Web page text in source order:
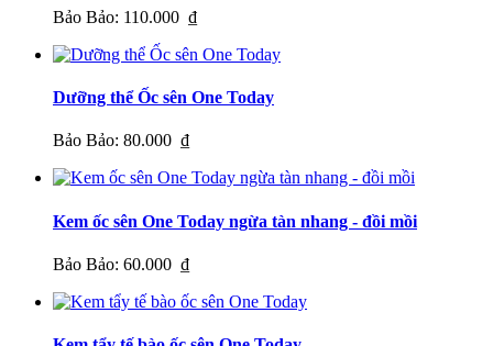
Bảo Bảo: 110.000 ₫
Dưỡng thể Ốc sên One Today
Bảo Bảo: 80.000 ₫
Kem ốc sên One Today ngừa tàn nhang - đồi mồi
Bảo Bảo: 60.000 ₫